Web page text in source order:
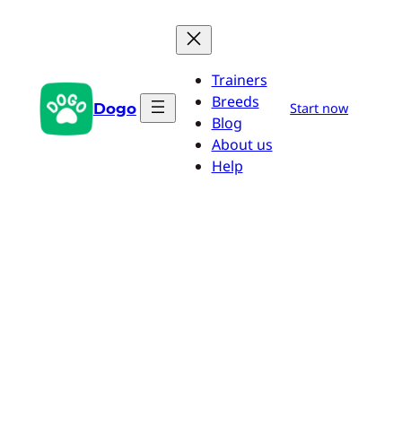
Dogo
Trainers
Breeds
Blog
About us
Help
Start now